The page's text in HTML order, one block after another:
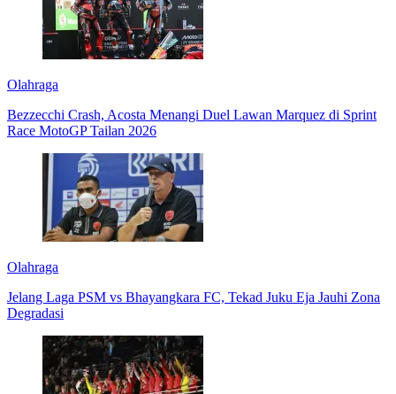
Olahraga
Bezzecchi Crash, Acosta Menangi Duel Lawan Marquez di Sprint
Race MotoGP Tailan 2026
Olahraga
Jelang Laga PSM vs Bhayangkara FC, Tekad Juku Eja Jauhi Zona
Degradasi